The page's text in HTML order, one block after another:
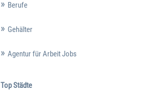
Berufe
Gehälter
Agentur für Arbeit Jobs
Top Städte